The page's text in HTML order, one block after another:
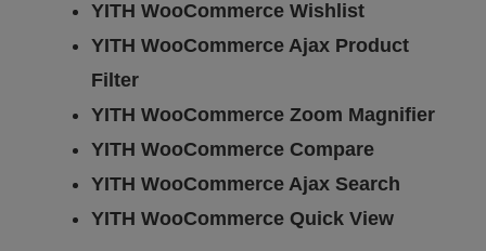
YITH WooCommerce Wishlist
YITH WooCommerce Ajax Product
Filter
YITH WooCommerce Zoom Magnifier
YITH WooCommerce Compare
YITH WooCommerce Ajax Search
YITH WooCommerce Quick View